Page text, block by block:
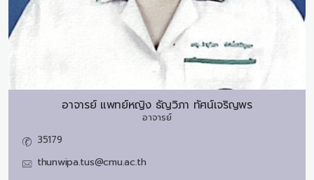
อาจารย์ แพทย์หญิง ธัญวิภา ทัศน์เจริญพร
อาจารย์
35179
thunwipa.tus@cmu.ac.th